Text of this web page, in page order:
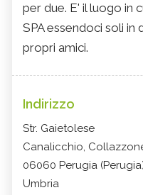
per due. E' il luogo in
SPA essendoci soli
propri amici.
Indirizzo
Str. Gaietolese
Canalicchio,
06060 Perugia
Umbria